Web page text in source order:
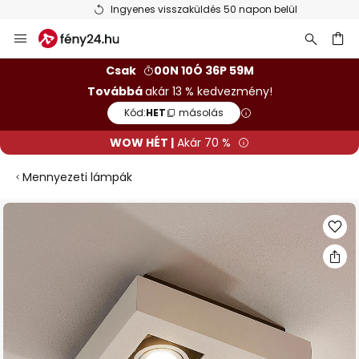
Ingyenes visszaküldés 50 napon belül
Ugrás
a
Csak
00N 10Ó 36P 59M
Továbbáakár 13 % kedvezmény!
Kód:HET másolás
WOW HÉT | Akár 70 %
Mennyezeti lámpák
Ugrás